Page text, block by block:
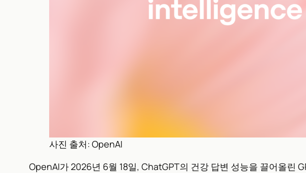
사진 출처: OpenAI
OpenAI가 2026년 6월 18일, ChatGPT의 건강 답변 성능을 끌어올린